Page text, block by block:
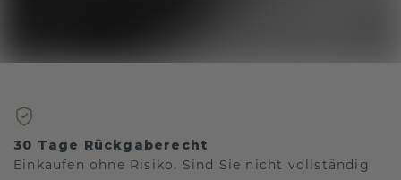
30 Tage Rückgaberecht
Einkaufen ohne Risiko. Sind Sie nicht vollständig